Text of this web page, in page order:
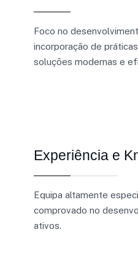
Foco no
incorporação de
soluções modernas e
Experiência e
Equipa altamente
comprovado no
ativos.